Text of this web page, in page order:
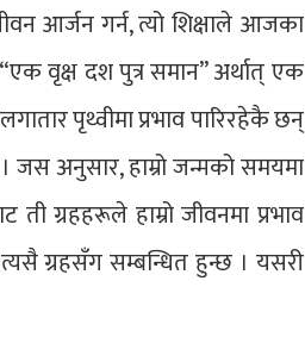
आर्जन गर्न, त्यो शिक्षाले आजका
वृक्ष दश पुत्र समान” अर्थात् एक
पृथ्वीमा प्रभाव पारिरहेकै छन्
। जस अनुसार, हाम्रो जन्मको समयमा
ग्रहहरूले हाम्रो जीवनमा प्रभाव
ग्रहसँग सम्बन्धित हुन्छ । यसरी